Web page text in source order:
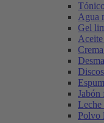
Agua
Gel
Jabón
Polvo